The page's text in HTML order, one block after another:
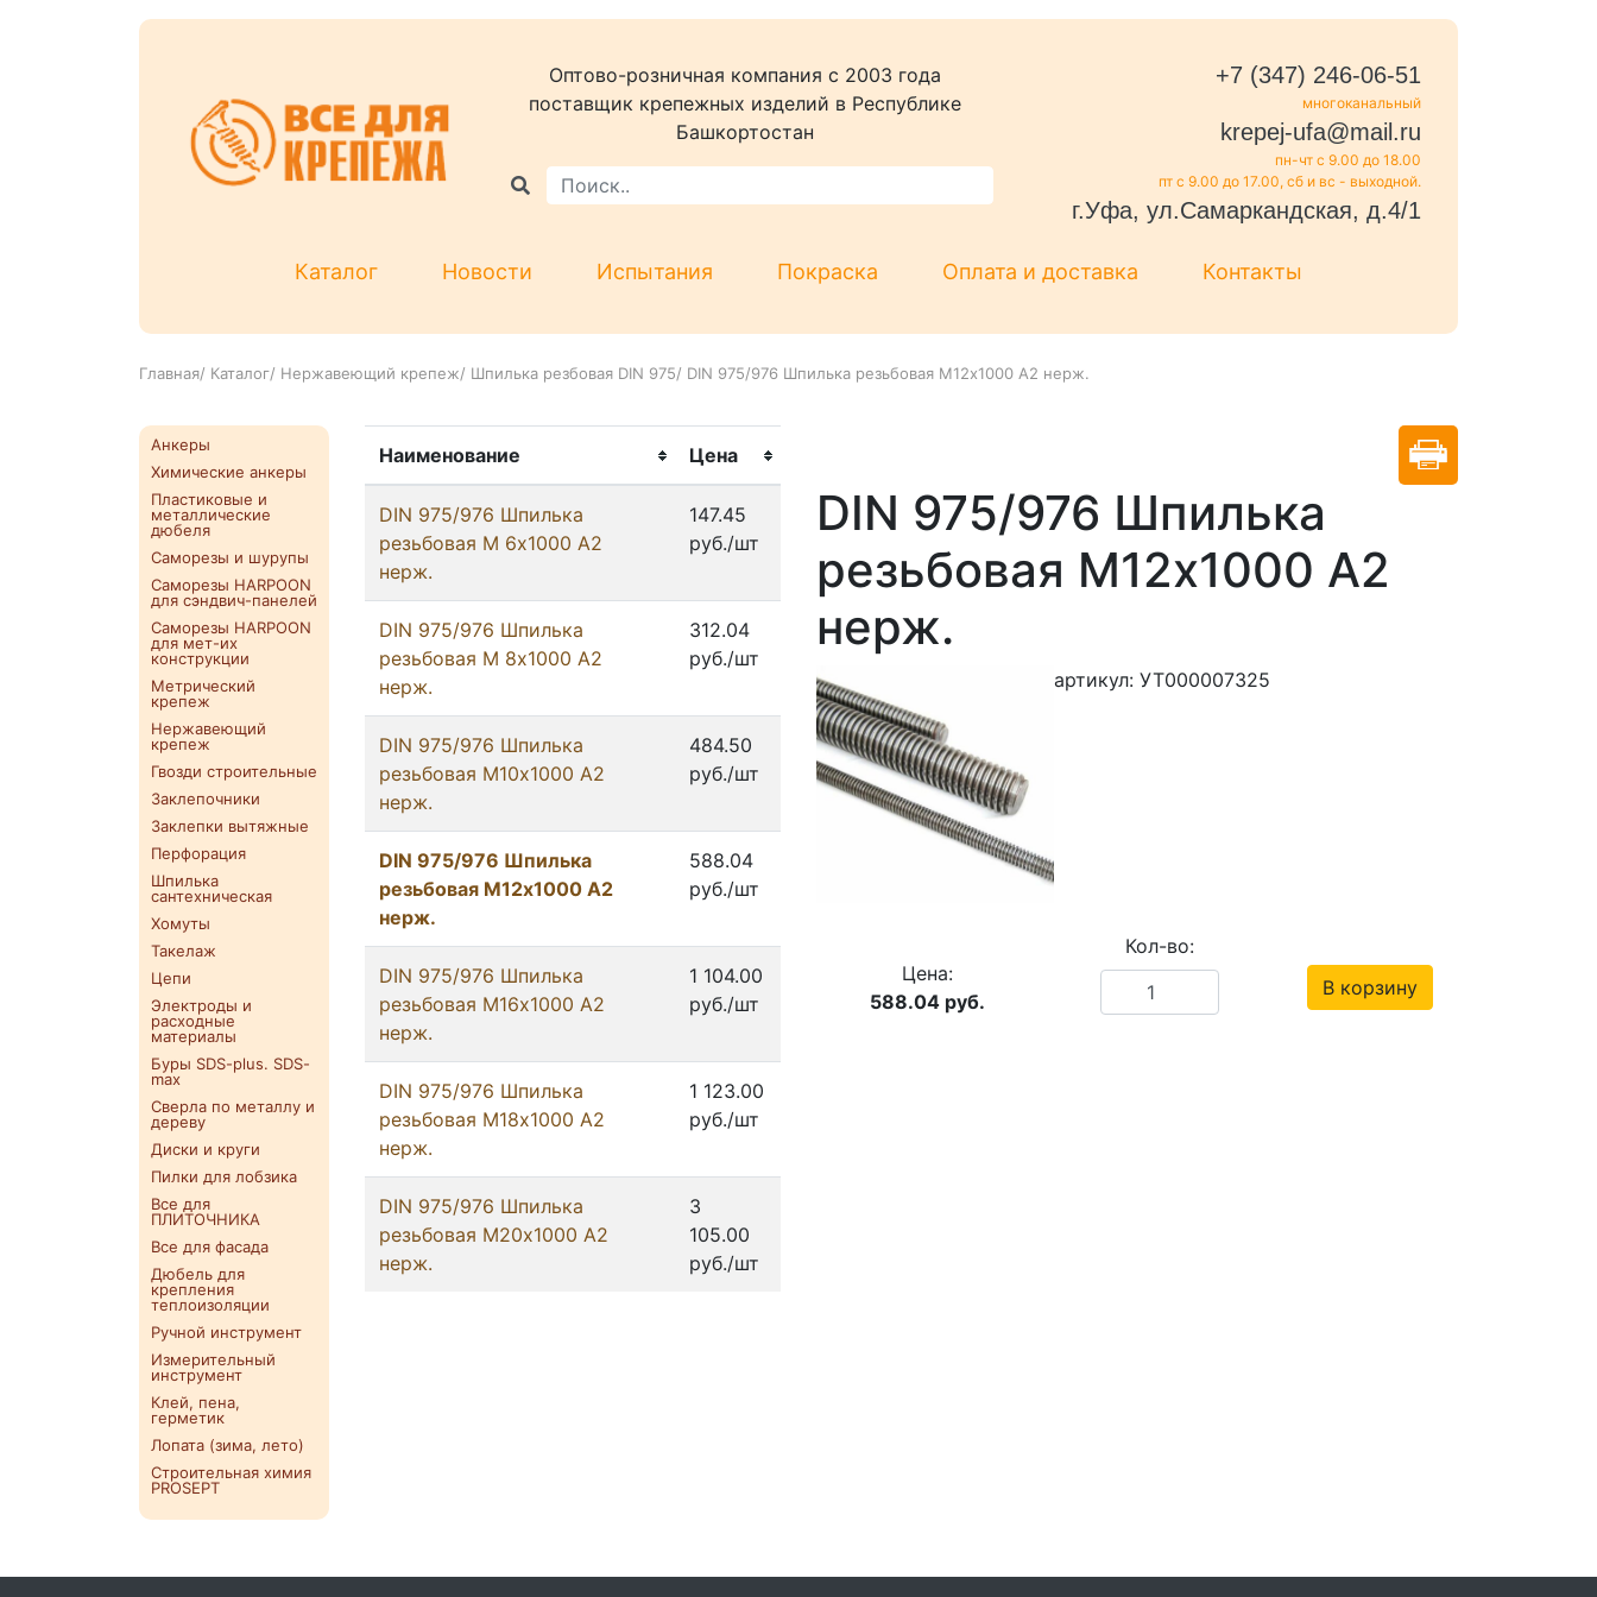
Оптово-розничная компания c 2003 года
поставщик крепежных изделий в Республике
Башкортостан
+7 (347) 246-06-51
многоканальный
krepej-ufa@mail.ru
пн-чт с 9.00 до 18.00
пт с 9.00 до 17.00, сб и вс - выходной.
г.Уфа, ул.Самаркандская, д.4/1
Каталог Новости Испытания Покраска Оплата и доставка Контакты
Главная/ Каталог/ Нержавеющий крепеж/ Шпилька резбовая DIN 975/ DIN 975/976 Шпилька резьбовая М12х1000 А2 нерж.
Анкеры
Химические анкеры
Пластиковые и
металлические
дюбеля
Саморезы и шурупы
Саморезы HARPOON
для сэндвич-панелей
Саморезы HARPOON
для мет-их
конструкции
Метрический
крепеж
Нержавеющий
крепеж
Гвозди строительные
Заклепочники
Заклепки вытяжные
Перфорация
Шпилька
сантехническая
Хомуты
Такелаж
Цепи
Электроды и
расходные
материалы
Буры SDS-plus. SDS-
max
Сверла по металлу и
дереву
Диски и круги
Пилки для лобзика
Все для
ПЛИТОЧНИКА
Все для фасада
Дюбель для
крепления
теплоизоляции
Ручной инструмент
Измерительный
инструмент
Клей, пена,
герметик
Лопата (зима, лето)
Строительная химия
PROSEPT
Наименование Цена
DIN 975/976 Шпилька
резьбовая М 6х1000 А2
нерж.
147.45
руб./шт
DIN 975/976 Шпилька
резьбовая М 8х1000 А2
нерж.
312.04
руб./шт
DIN 975/976 Шпилька
резьбовая М10х1000 А2
нерж.
484.50
руб./шт
DIN 975/976 Шпилька
резьбовая М12х1000 А2
нерж.
588.04
руб./шт
DIN 975/976 Шпилька
резьбовая М16х1000 А2
нерж.
1 104.00
руб./шт
DIN 975/976 Шпилька
резьбовая М18х1000 А2
нерж.
1 123.00
руб./шт
DIN 975/976 Шпилька
резьбовая М20х1000 А2
нерж.
3
105.00
руб./шт
DIN 975/976 Шпилька
резьбовая М12х1000 А2
нерж.
артикул: УТ000007325
Цена:
588.04 руб.
Кол-во:
В корзину